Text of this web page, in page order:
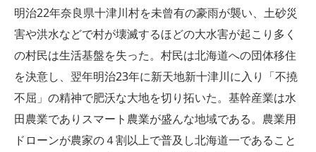
明治22年奈良県十津川村を未曾有の豪雨が襲い、土砂災
害や洪水などで村が壊滅するほどの大水害が起こり多く
の村民は生活基盤を失った。村民は北海道への団体移住
を決意し、翌年明治23年に新天地新十津川に入り「不撓
不屈」の精神で肥沃な大地を切り拓いた。基幹産業は水
田農業でありスマート農業が盛んな地域である。農業用
ドローンが農家の４割以上で普及し北海道一であること